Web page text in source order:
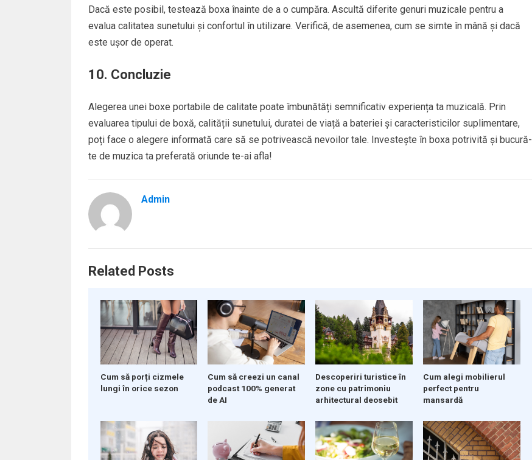
Dacă este posibil, testează boxa înainte de a o cumpăra. Ascultă diferite genuri muzicale pentru a
evalua calitatea sunetului și confortul în utilizare. Verifică, de asemenea, cum se simte în mână și dacă
este ușor de operat.
10. Concluzie
Alegerea unei boxe portabile de calitate poate îmbunătăți semnificativ experiența ta muzicală. Prin
evaluarea tipului de boxă, calității sunetului, duratei de viață a bateriei și caracteristicilor suplimentare,
poți face o alegere informată care să se potrivească nevoilor tale. Investește în boxa potrivită și bucură-
te de muzica ta preferată oriunde te-ai afla!
Admin
Related Posts
Cum să porți cizmele
lungi în orice sezon
Cum să creezi un canal
podcast 100% generat
de AI
Descoperiri turistice în
zone cu patrimoniu
arhitectural deosebit
Cum alegi mobilierul
perfect pentru
mansardă